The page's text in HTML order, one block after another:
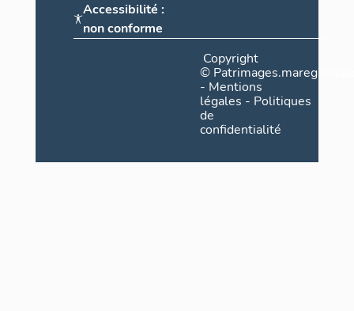
Accessibilité :
non conforme
Copyright
©
- Mentions
légales - Politiques
de
confidentialité